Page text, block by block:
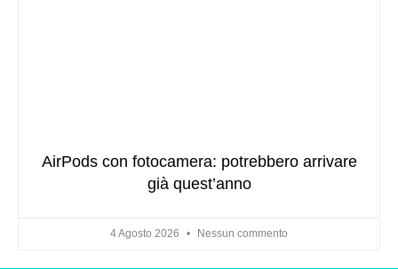
AirPods con fotocamera: potrebbero arrivare
già quest’anno
4 Agosto 2026 Nessun commento